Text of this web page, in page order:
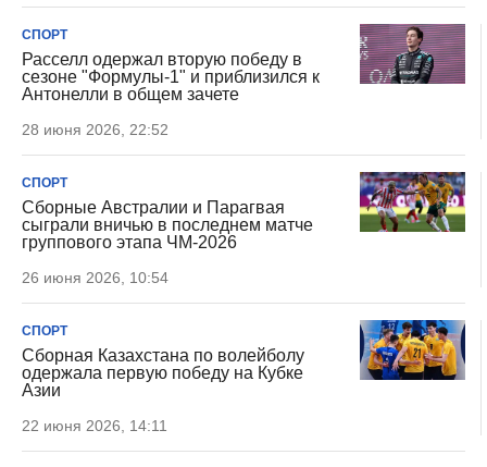
СПОРТ
Расселл одержал вторую победу в
сезоне "Формулы-1" и приблизился к
Антонелли в общем зачете
28 июня 2026, 22:52
СПОРТ
Сборные Австралии и Парагвая
сыграли вничью в последнем матче
группового этапа ЧМ-2026
26 июня 2026, 10:54
СПОРТ
Сборная Казахстана по волейболу
одержала первую победу на Кубке
Азии
22 июня 2026, 14:11